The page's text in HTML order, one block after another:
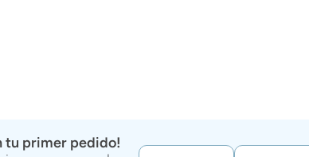
tu primer pedido!